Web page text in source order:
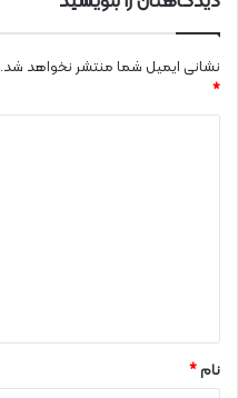
نشانی ایمیل شما منتشر نخواهد شد.
*
نام*